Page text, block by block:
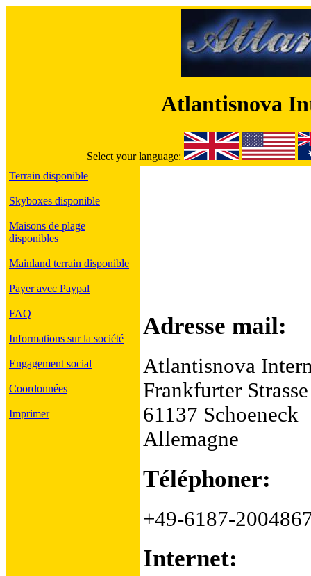
Atlantisnova
Select your language:
Terrain disponible
Skyboxes disponible
Maisons de plage
disponibles
Mainland terrain disponible
Payer avec Paypal
FAQ
Informations sur la société
Engagement social
Coordonnées
Imprimer
Adresse mail:
Atlantisnova
Frankfurter
61137 Schoeneck
Allemagne
Téléphoner:
+49-6187-
Internet: